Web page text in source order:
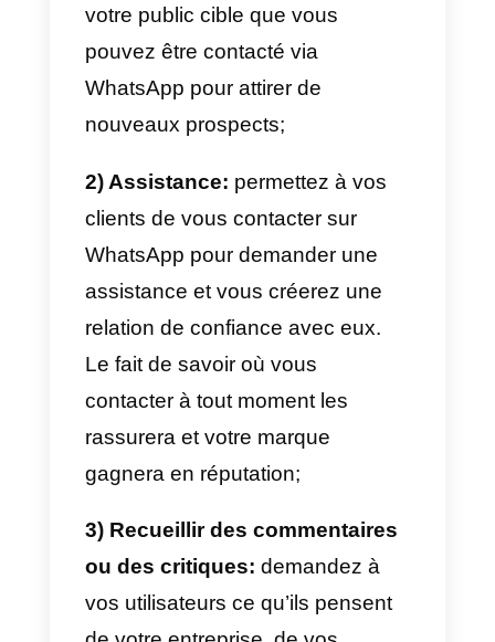
disposent généralement d’une
équipe dédiée pour répondre aux
chats sur WhatsApp.
Pour tirer parti des API de
WhatsApp Business, vous devez
utiliser une plateforme externe,
telle queCallbell, qui intègre
WhatsApp dans un CRM
conversations de manière
Si vous avez une entreprise,
pouvez utiliser WhatsApp pour